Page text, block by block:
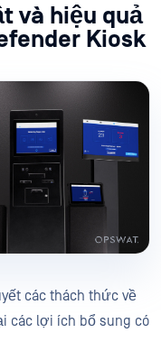
và hiệu quả
Kiosk
các thách thức về
các lợi ích bổ sung có